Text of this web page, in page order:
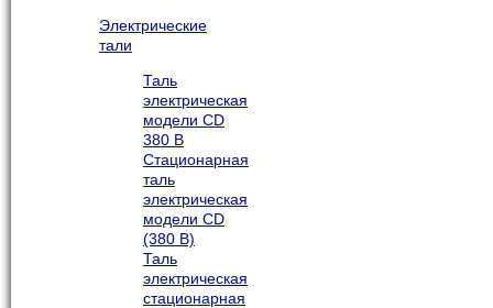
Электрические
тали
Таль
электрическая
модели CD
380 В
Стационарная
таль
электрическая
модели CD
(380 В)
Таль
электрическая
стационарная